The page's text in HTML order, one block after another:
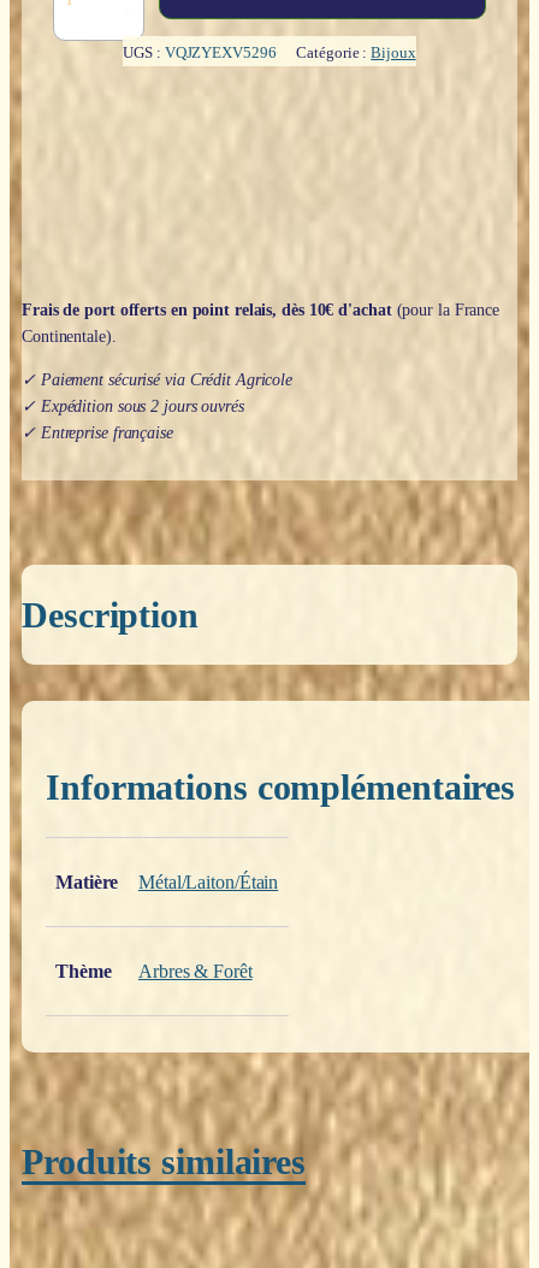
UGS : VQJZYEXV5296 Catégorie :Bijoux
Frais de port offerts en point relais, dès 10€ d'achat(pour la France
Continentale).
✓ Paiement sécurisé via Crédit Agricole
✓ Expédition sous 2 jours ouvrés
✓ Entreprise française
Description
Informations complémentaires
Matière
Métal/Laiton/Étain
Thème Arbres & Forêt
Produits similaires